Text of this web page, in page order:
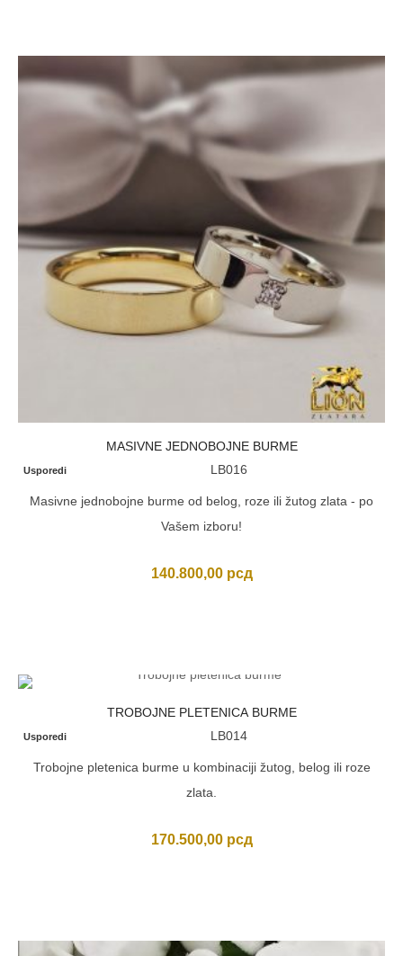
MASIVNE JEDNOBOJNE BURME
Usporedi LB016
Masivne jednobojne burme od belog, roze ili žutog zlata - po
Vašem izboru!
140.800,00 рсд
TROBOJNE PLETENICA BURME
Usporedi LB014
Trobojne pletenica burme u kombinaciji žutog, belog ili roze
zlata.
170.500,00 рсд